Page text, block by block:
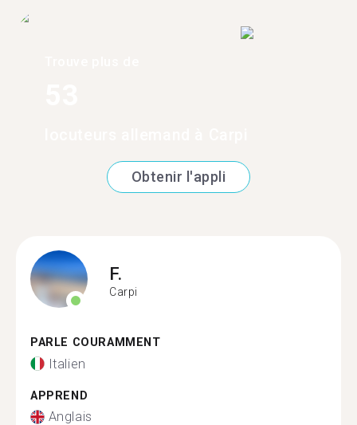
Obtenir l'appli
F.
Carpi
PARLE COURAMMENT
Italien
APPREND
Anglais